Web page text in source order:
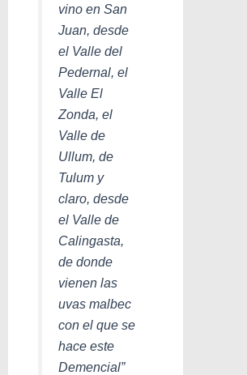
vino en San
Juan, desde
el Valle del
Pedernal, el
Valle El
Zonda, el
Valle de
Ullum, de
Tulum y
claro, desde
el Valle de
Calingasta,
de donde
vienen las
uvas malbec
con el que se
hace este
Demencial”